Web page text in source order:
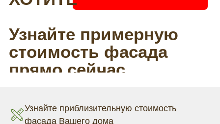
Узнайте приблизительную стоимость
фасада Вашего дома